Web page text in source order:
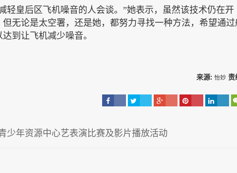
轻皇后区飞机噪音的人会谈。”她表示，虽然该技术仍在开
但无论是太空署，还是她，都努力寻找一种方法，希望通过
到让飞机减少噪音。
来源: 怡妙 责
少年资源中心艺表演比赛及影片播放活动